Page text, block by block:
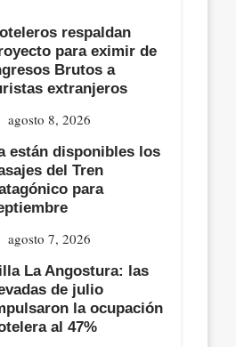
respaldan
para eximir de
Brutos a
extranjeros
agosto 8, 2026
están disponibles los
del Tren
para
agosto 7, 2026
La Angostura: las
de julio
la ocupación
al 47%